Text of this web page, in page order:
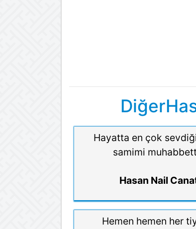
Hayatta en çok
samimi
Hasan Nail
Hemen hemen her